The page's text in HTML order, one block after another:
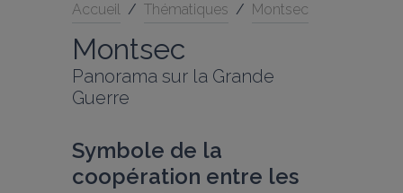
Accueil / Thématiques / Montsec
Montsec
Panorama sur la Grande
Guerre
Symbole de la
coopération entre les